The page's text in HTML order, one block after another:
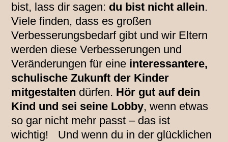
bist, lass dir sagen: du bist nicht allein.
Viele finden, dass es großen
Verbesserungsbedarf gibt und wir Eltern
werden diese Verbesserungen und
Veränderungen für eine interessantere,
schulische Zukunft der Kinder
mitgestalten dürfen. Hör gut auf dein
Kind und sei seine Lobby, wenn etwas
so gar nicht mehr passt – das ist
wichtig! Und wenn du in der glücklichen